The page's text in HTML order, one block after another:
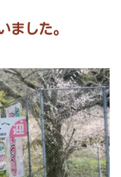
ました。